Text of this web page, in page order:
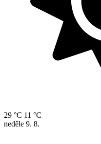
29 °C 11 °C
neděle 9. 8.